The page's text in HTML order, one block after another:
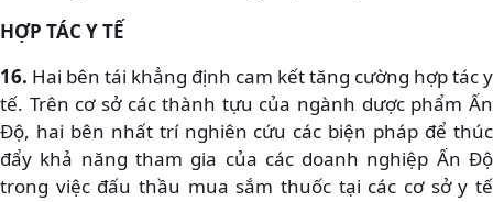
HỢP TÁC Y TẾ
16. Hai bên tái khẳng định cam kết tăng cường hợp tác y
tế. Trên cơ sở các thành tựu của ngành dược phẩm Ấn
Độ, hai bên nhất trí nghiên cứu các biện pháp để thúc
đẩy khả năng tham gia của các doanh nghiệp Ấn Độ
trong việc đấu thầu mua sắm thuốc tại các cơ sở y tế